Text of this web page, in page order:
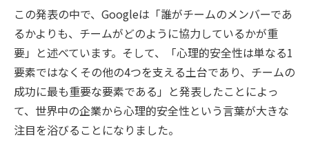
この発表の中で、Googleは「誰がチームのメンバーであ
るかよりも、チームがどのように協力しているかが重
要」と述べています。そして、「心理的安全性は単なる1
要素ではなくその他の4つを支える土台であり、チームの
成功に最も重要な要素である」と発表したことによっ
て、世界中の企業から心理的安全性という言葉が大きな
注目を浴びることになりました。